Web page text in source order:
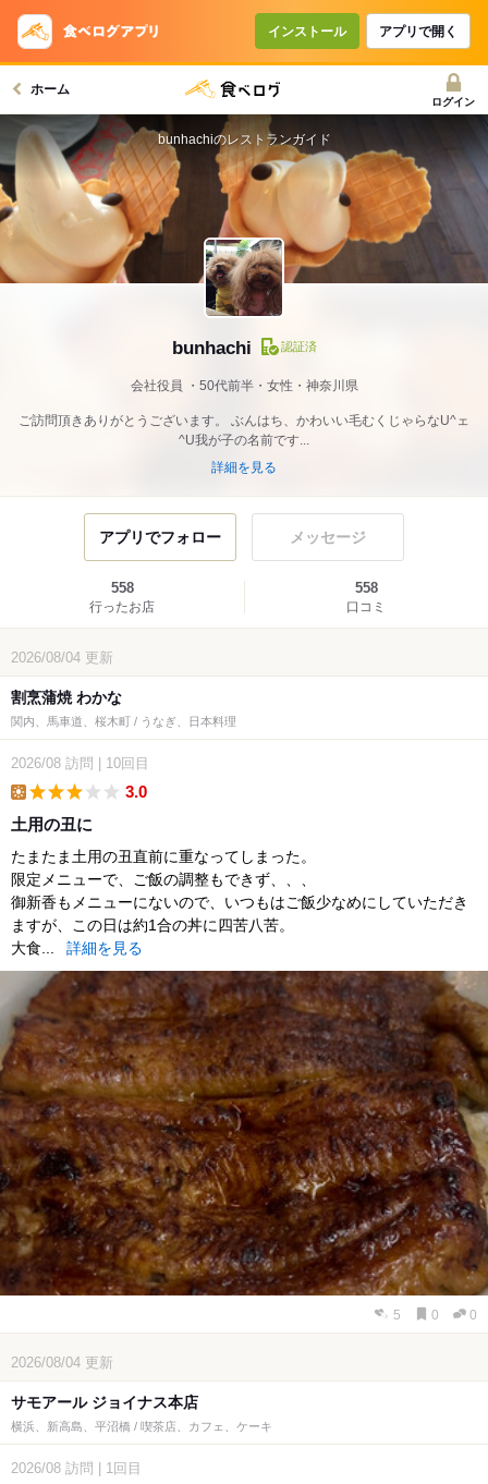
インストール アプリで開く
ホーム
ログイン
bunhachi 認証済
会社役員 50代前半・女性・神奈川県
ご訪問頂きありがとうございます。 ぶんはち、かわいい毛むくじゃらなU^ェ
^U我が子の名前です...
詳細を見る
bunhachiのレストランガイド
アプリでフォロー メッセージ
558
行ったお店
558
口コミ
2026/08/04 更新
割烹蒲焼 わかな
関内、馬車道、桜木町 / うなぎ、日本料理
2026/08 訪問 10回目
3.0
土用の丑に
たまたま土用の丑直前に重なってしまった。
限定メニューで、ご飯の調整もできず、、、
御新香もメニューにないので、いつもはご飯少なめにしていただき
ますが、この日は約1合の丼に四苦八苦。
大食...
詳細を見る
5 0 0
2026/08/04 更新
サモアール ジョイナス本店
横浜、新高島、平沼橋 / 喫茶店、カフェ、ケーキ
2026/08 訪問 1回目